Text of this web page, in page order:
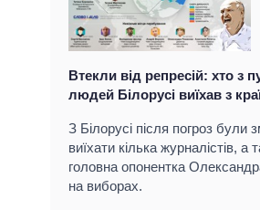
Втекли від репресій: хто з
людей Білорусі виїхав з
З Білорусі після погроз були
виїхати кілька журналістів, а
головна опонентка
на виборах.